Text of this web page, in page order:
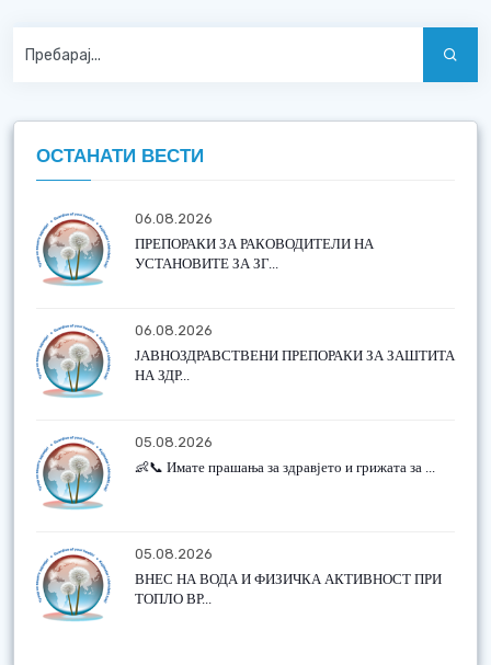
ОСТАНАТИ ВЕСТИ
06.08.2026
ПРЕПОРАКИ ЗА РАКОВОДИТЕЛИ НА
УСТАНОВИТЕ ЗА ЗГ...
06.08.2026
ЈАВНОЗДРАВСТВЕНИ ПРЕПОРАКИ ЗА ЗАШТИТА
НА ЗДР...
05.08.2026
👶📞 Имате прашања за здравјето и грижата за ...
05.08.2026
ВНЕС НА ВОДА И ФИЗИЧКА АКТИВНОСТ ПРИ
ТОПЛО ВР...